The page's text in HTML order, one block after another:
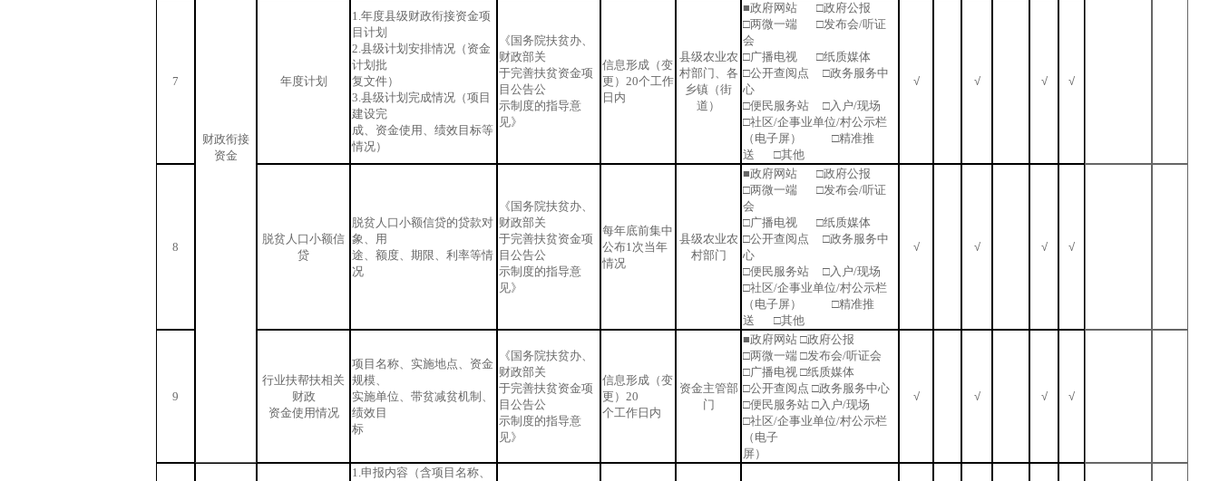
财政衔接
资金
7 年度计划
1.年度县级财政衔接资金项
目计划
2.县级计划安排情况（资金
计划批
复文件）
3.县级计划完成情况（项目
建设完
成、资金使用、绩效目标等
情况）
《国务院扶贫办、
财政部关
于完善扶贫资金项
目公告公
示制度的指导意
见》
信息形成（变
更）20个工作
日内
县级农业农
村部门、各
乡镇（街
道）
■政府网站 □政府公报
□两微一端 □发布会/听证
会
□广播电视 □纸质媒体
□公开查阅点 □政务服务中
心
□便民服务站 □入户/现场
□社区/企事业单位/村公示栏
（电子屏） □精准推
送 □其他
√ √ √ √
8
脱贫人口小额信
贷
脱贫人口小额信贷的贷款对
象、用
途、额度、期限、利率等情
况
《国务院扶贫办、
财政部关
于完善扶贫资金项
目公告公
示制度的指导意
见》
每年底前集中
公布1次当年
情况
县级农业农
村部门
■政府网站 □政府公报
□两微一端 □发布会/听证
会
□广播电视 □纸质媒体
□公开查阅点 □政务服务中
心
□便民服务站 □入户/现场
□社区/企事业单位/村公示栏
（电子屏） □精准推
送 □其他
√ √ √ √
9
行业扶帮扶相关
财政
资金使用情况
项目名称、实施地点、资金
规模、
实施单位、带贫减贫机制、
绩效目
标
《国务院扶贫办、
财政部关
于完善扶贫资金项
目公告公
示制度的指导意
见》
信息形成（变
更）20
个工作日内
资金主管部
门
■政府网站 □政府公报
□两微一端 □发布会/听证会
□广播电视 □纸质媒体
□公开查阅点 □政务服务中心
□便民服务站 □入户/现场
□社区/企事业单位/村公示栏
（电子
屏）
√ √ √ √
1.申报内容（含项目名称、